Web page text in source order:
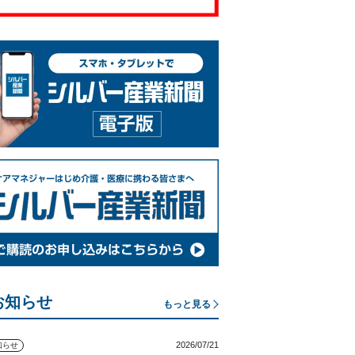
知らせ もっと見る
らせ 2026/07/21